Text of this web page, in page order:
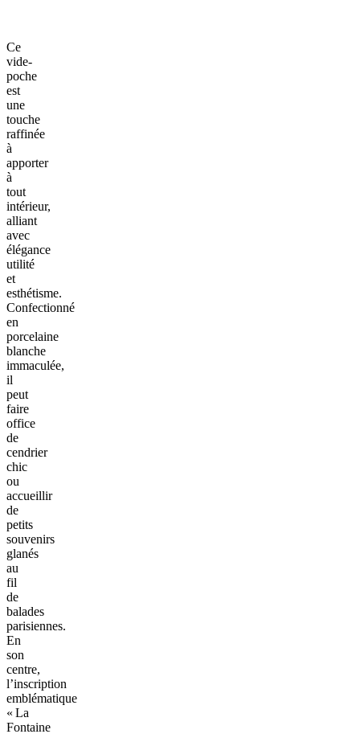
Ce
vide-
poche
est
une
touche
raffinée
à
apporter
à
tout
intérieur,
alliant
avec
élégance
utilité
et
esthétisme.
Confectionné
en
porcelaine
blanche
immaculée,
il
peut
faire
office
de
cendrier
chic
ou
accueillir
de
petits
souvenirs
glanés
au
fil
de
balades
parisiennes.
En
son
centre,
l’inscription
emblématique
« La
Fontaine